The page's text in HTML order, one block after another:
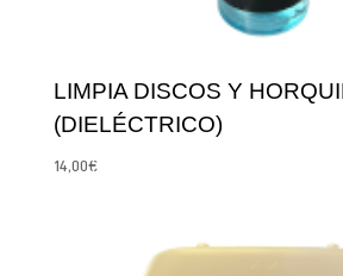
LIMPIA DISCOS Y
(DIELÉCTRICO)
14,00€